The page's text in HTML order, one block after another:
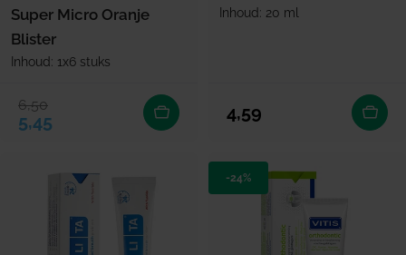
Super Micro Oranje
Blister
Inhoud: 1x6 stuks
Verkoopprijs
5,45
Normale prijs
6,50
Inhoud: 20 ml
Normale prijs
4,59
-24%